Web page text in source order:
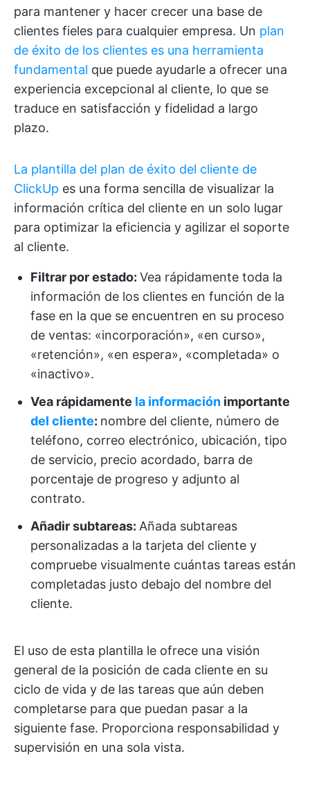
para mantener y hacer crecer una base de
clientes fieles para cualquier empresa. Un plan
de éxito de los clientes es una herramienta
fundamental que puede ayudarle a ofrecer una
experiencia excepcional al cliente, lo que se
traduce en satisfacción y fidelidad a largo
plazo.
La plantilla del plan de éxito del cliente de
ClickUp es una forma sencilla de visualizar la
información crítica del cliente en un solo lugar
para optimizar la eficiencia y agilizar el soporte
al cliente.
Filtrar por estado: Vea rápidamente toda la
información de los clientes en función de la
fase en la que se encuentren en su proceso
de ventas: «incorporación», «en curso»,
«retención», «en espera», «completada» o
«inactivo».
Vea rápidamente la información importante
del cliente: nombre del cliente, número de
teléfono, correo electrónico, ubicación, tipo
de servicio, precio acordado, barra de
porcentaje de progreso y adjunto al
contrato.
Añadir subtareas: Añada subtareas
personalizadas a la tarjeta del cliente y
compruebe visualmente cuántas tareas están
completadas justo debajo del nombre del
cliente.
El uso de esta plantilla le ofrece una visión
general de la posición de cada cliente en su
ciclo de vida y de las tareas que aún deben
completarse para que puedan pasar a la
siguiente fase. Proporciona responsabilidad y
supervisión en una sola vista.